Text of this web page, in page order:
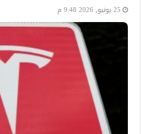
25 يونيو, 2026 9:48 م